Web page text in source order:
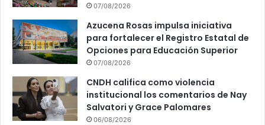
07/08/2026
Azucena Rosas impulsa iniciativa
para fortalecer el Registro Estatal de
Opciones para Educación Superior
07/08/2026
CNDH califica como violencia
institucional los comentarios de Nay
Salvatori y Grace Palomares
06/08/2026